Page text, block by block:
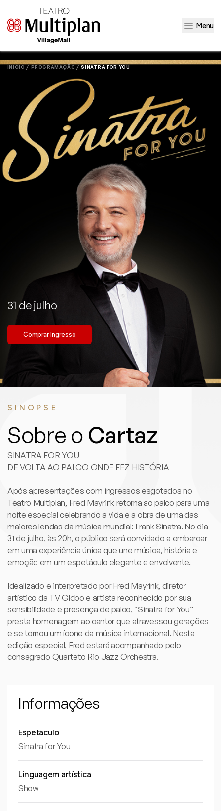
Menu
INÍCIO / PROGRAMAÇÃO / SINATRA FOR YOU
31 de julho
Comprar Ingresso
SINOPSE
Sobre o Cartaz
SINATRA FOR YOU
DE VOLTA AO PALCO ONDE FEZ HISTÓRIA
Após apresentações com ingressos esgotados no
Teatro Multiplan, Fred Mayrink retorna ao palco para uma
noite especial celebrando a vida e a obra de uma das
maiores lendas da música mundial: Frank Sinatra. No dia
31 de julho, às 20h, o público será convidado a embarcar
em uma experiência única que une música, história e
emoção em um espetáculo elegante e envolvente.
Idealizado e interpretado por Fred Mayrink, diretor
artístico da TV Globo e artista reconhecido por sua
sensibilidade e presença de palco, “Sinatra for You”
presta homenagem ao cantor que atravessou gerações
e se tornou um ícone da música internacional. Nesta
edição especial, Fred estará acompanhado pelo
consagrado Quarteto Rio Jazz Orchestra.
Informações
Espetáculo
Sinatra for You
Linguagem artística
Show